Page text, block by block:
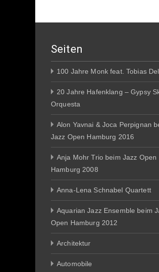
Seiten
100 Jahre Monk feat. Tobias
20 Jahre Hafenklang – Gypsy
Orquesta
Alon Yavnai & Joca Perpignan
Jazz Open Hamburg 2016
Anja Mohr Trio beim Jazz Open
Hamburg 2008
Anna-Lena Schnabel Quartett
Aquarian Jazz Ensemble beim
Open Hamburg 2012
Architektur
Automobile